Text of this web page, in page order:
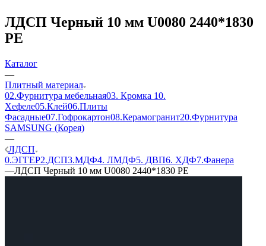
ЛДСП Черный 10 мм U0080 2440*1830
PE
Каталог
—
Плитный материал
02.Фурнитура мебельная03. Кромка 10.
Хефеле05.Клей06.Плиты
Фасадные07.Гофрокартон08.Керамогранит20.Фурнитура
SAMSUNG (Корея)
—
ЛДСП
0.ЭГГЕР2.ДСП3.МДФ4. ЛМДФ5. ДВП6. ХДФ7.Фанера
—ЛДСП Черный 10 мм U0080 2440*1830 PE